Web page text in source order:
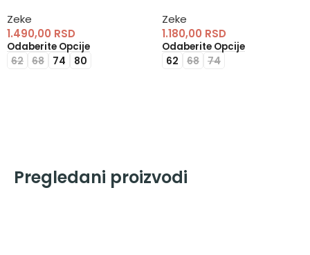
Zeke
1.490,00 RSD
Odaberite Opcije
62 68 74 80
Zeke
1.180,00 RSD
Odaberite Opcije
62 68 74
Pregledani proizvodi